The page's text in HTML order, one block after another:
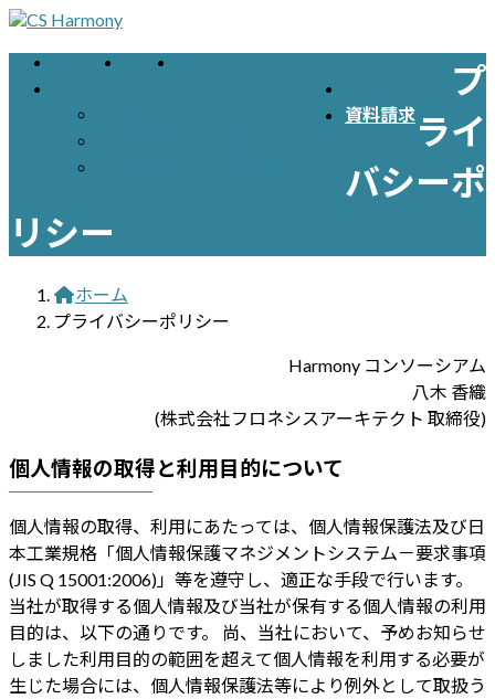
コ
ン
ッ
プ
ナ
ビ
移
動
サービス プラン
資料請求
プ
ライ
バシーポ
リシー
ホーム
プライバシーポリシー
Harmony コンソーシアム
八木 香織
(株式会社フロネシスアーキテクト 取締役)
個人情報の取得と利用目的について
個人情報の取得、利用にあたっては、個人情報保護法及び日
本工業規格「個人情報保護マネジメントシステム－要求事項
(JIS Q 15001:2006)」等を遵守し、適正な手段で行います。
当社が取得する個人情報及び当社が保有する個人情報の利用
目的は、以下の通りです。 尚、当社において、予めお知らせ
しました利用目的の範囲を超えて個人情報を利用する必要が
生じた場合には、個人情報保護法等により例外として取扱う